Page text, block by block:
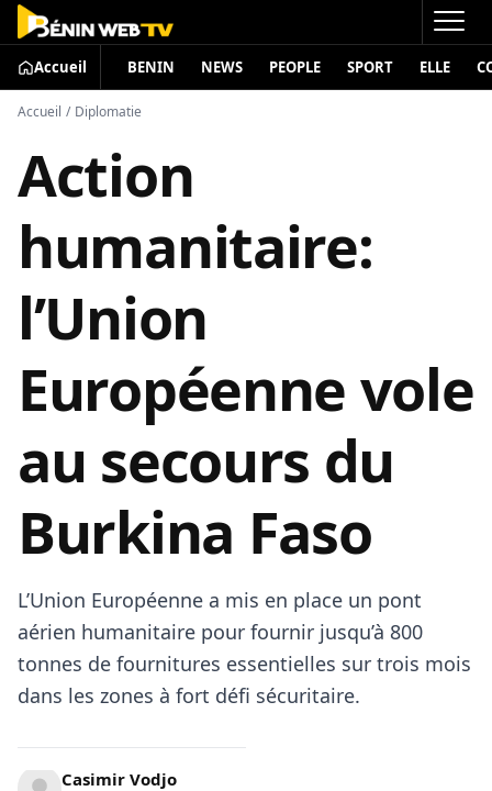
Accueil BENIN NEWS PEOPLE SPORT ELLE
Accueil / Diplomatie
Action
humanitaire:
l’Union
Européenne vole
au secours du
Burkina Faso
L’Union Européenne a mis en place un pont
aérien humanitaire pour fournir jusqu’à 800
tonnes de fournitures essentielles sur trois mois
dans les zones à fort défi sécuritaire.
Casimir Vodjo